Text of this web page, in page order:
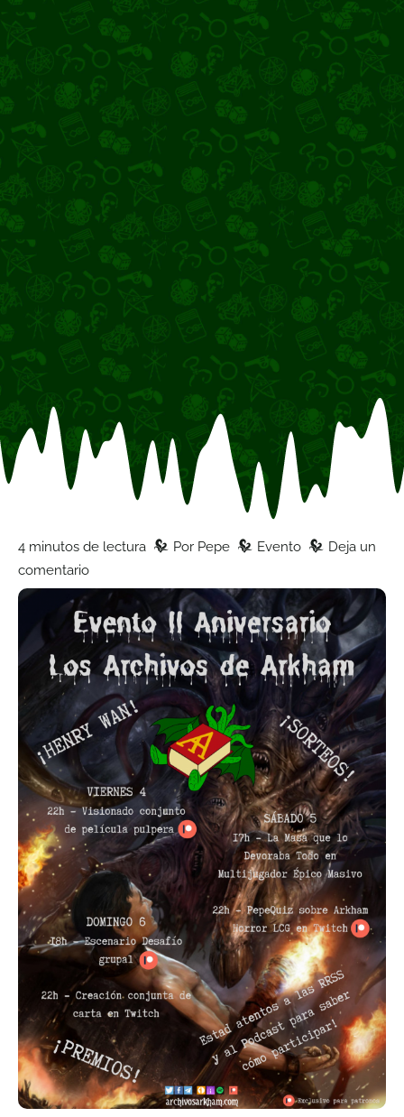
4 minutos de lectura z Por Pepe z Evento z Deja un
comentario